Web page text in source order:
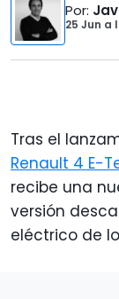
Por:
25 Jun a
Tras el
Renault 4 E-
recibe una
versión
eléctrico de